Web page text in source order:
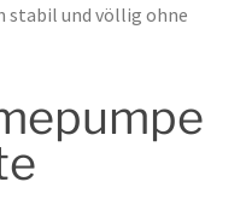
stabil und völlig ohne